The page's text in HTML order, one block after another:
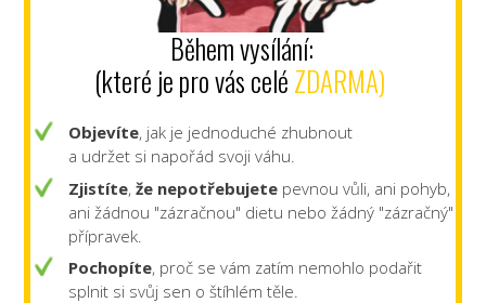
Během vysílání:
(které je pro vás celéZDARMA)
Objevíte, jak je jednoduché zhubnout
a udržet si napořád svoji váhu.
Zjistíte,že nepotřebujete pevnou vůli, ani pohyb,
ani žádnou "zázračnou" dietu nebo žádný "zázračný"
přípravek.
Pochopíte, proč se vám zatím nemohlo podařit
splnit si svůj sen o štíhlém těle.